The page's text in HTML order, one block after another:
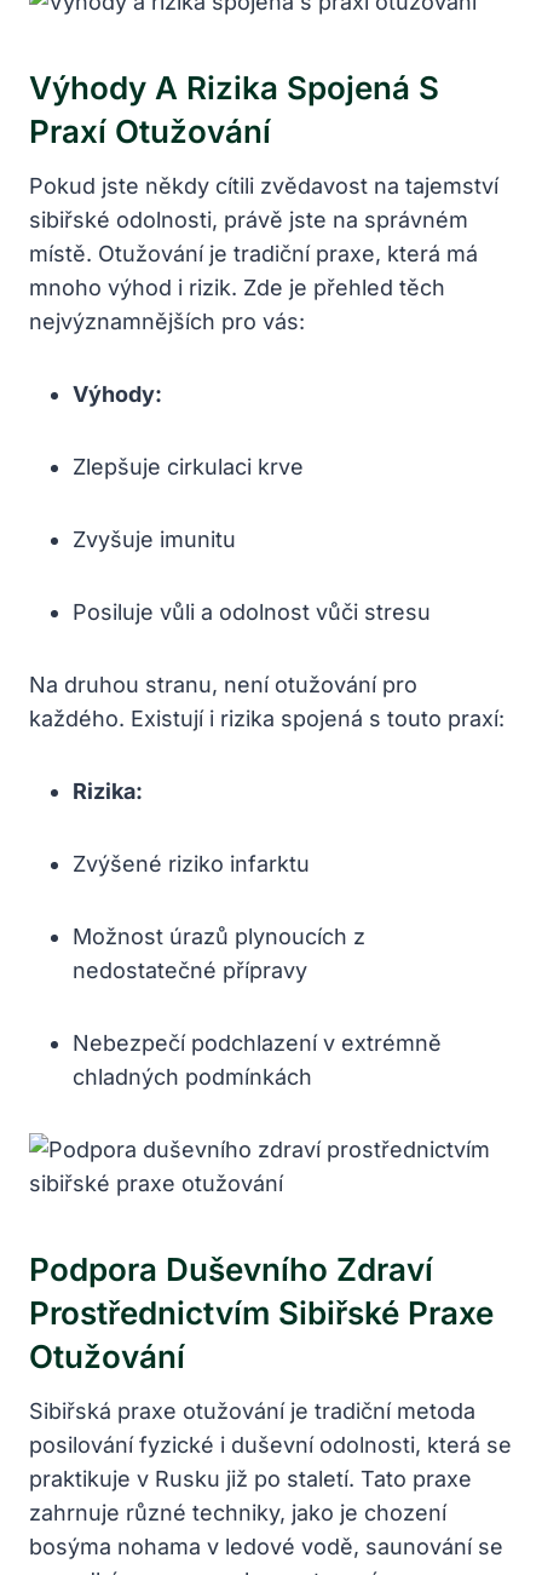
Výhody A Rizika Spojená S
Praxí Otužování
Pokud jste někdy cítili zvědavost na tajemství
sibiřské odolnosti, právě jste na správném
místě. Otužování je tradiční praxe, která má
mnoho výhod i rizik. Zde je přehled těch
nejvýznamnějších pro vás:
Výhody:
Zlepšuje cirkulaci krve
Zvyšuje imunitu
Posiluje vůli a odolnost vůči stresu
Na druhou stranu, není otužování pro
každého. Existují i rizika spojená s touto praxí:
Rizika:
Zvýšené riziko infarktu
Možnost úrazů plynoucích z
nedostatečné přípravy
Nebezpečí podchlazení v extrémně
chladných podmínkách
Podpora Duševního Zdraví
Prostřednictvím Sibiřské Praxe
Otužování
Sibiřská praxe otužování je tradiční metoda
posilování fyzické i duševní odolnosti, která se
praktikuje v Rusku již po staletí. Tato praxe
zahrnuje různé techniky, jako je chození
bosýma nohama v ledové vodě, saunování se